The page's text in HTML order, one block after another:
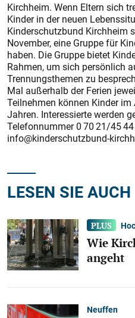
Kirchheim. Wenn Eltern sich
Kinder in der neuen
Kinderschutzbund Kirchheim
November, eine Gruppe für
haben. Die Gruppe bietet
Rahmen, um sich persönlich
Trennungsthemen zu
Mal außerhalb der Ferien
Teilnehmen können Kinder
Jahren. Interessierte werden
Telefonnummer 0 70 21/45
info@kinderschutzbund-
LESEN SIE AUCH
Wie
angeht
Neuffen